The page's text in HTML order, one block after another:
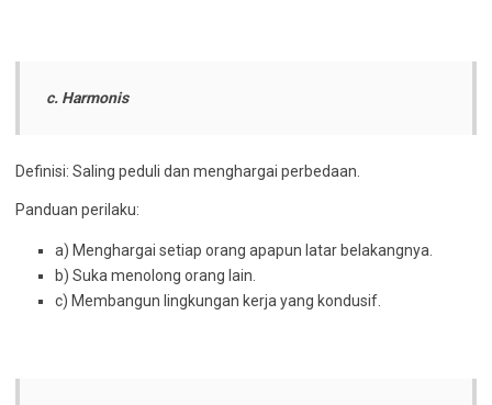
c. Harmonis
Definisi: Saling peduli dan menghargai perbedaan.
Panduan perilaku:
a) Menghargai setiap orang apapun latar belakangnya.
b) Suka menolong orang lain.
c) Membangun lingkungan kerja yang kondusif.